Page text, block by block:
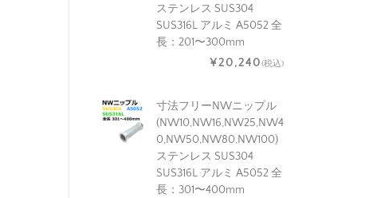
ステンレス SUS304
SUS316L アルミ A5052 全
長：201〜300mm
¥20,240(税込)
寸法フリーNWニップル
(NW10,NW16,NW25,NW4
0,NW50,NW80,NW100)
ステンレス SUS304
SUS316L アルミ A5052 全
長：301〜400mm